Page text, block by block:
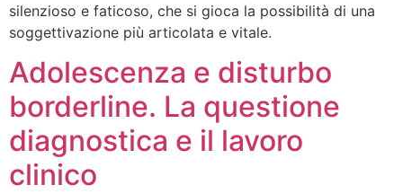
silenzioso e faticoso, che si gioca la possibilità di una
soggettivazione più articolata e vitale.
Adolescenza e disturbo
borderline. La questione
diagnostica e il lavoro
clinico